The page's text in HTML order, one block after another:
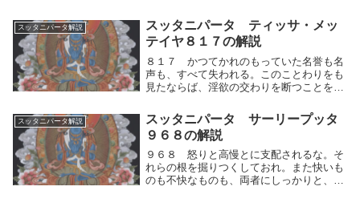
らよいだろう。真理に達した人々は、それ
（を見ること）によって清浄になるとは説
かないからで...
スッタニパータ解説
スッタニパータ ティッサ・メッ
テイヤ８１７の解説
８１７ かつてかれのもっていた名誉も名
声も、すべて失われる。このことわりをも
見たならば、淫欲の交わりを断つことを学
巻き込まれるならば、かつてかれのもって
いた名誉も名声も、すべて失われる。この
ことわりをも...
スッタニパータ解説
スッタニパータ サーリープッタ
９６８の解説
９６８ 怒りと高慢とに支配されるな。そ
れらの根を掘りつくしておれ。また快いも
のも不快なものも、両者にしっかりと、う